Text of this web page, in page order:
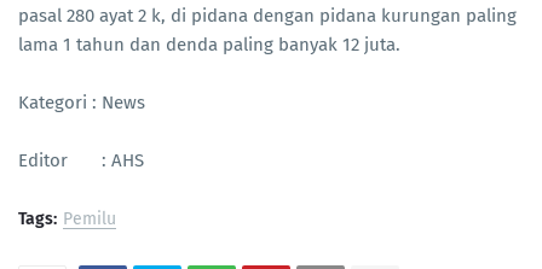
pasal 280 ayat 2 k, di pidana dengan pidana kurungan paling
lama 1 tahun dan denda paling banyak 12 juta.
Kategori : News
Editor : AHS
Tags: Pemilu